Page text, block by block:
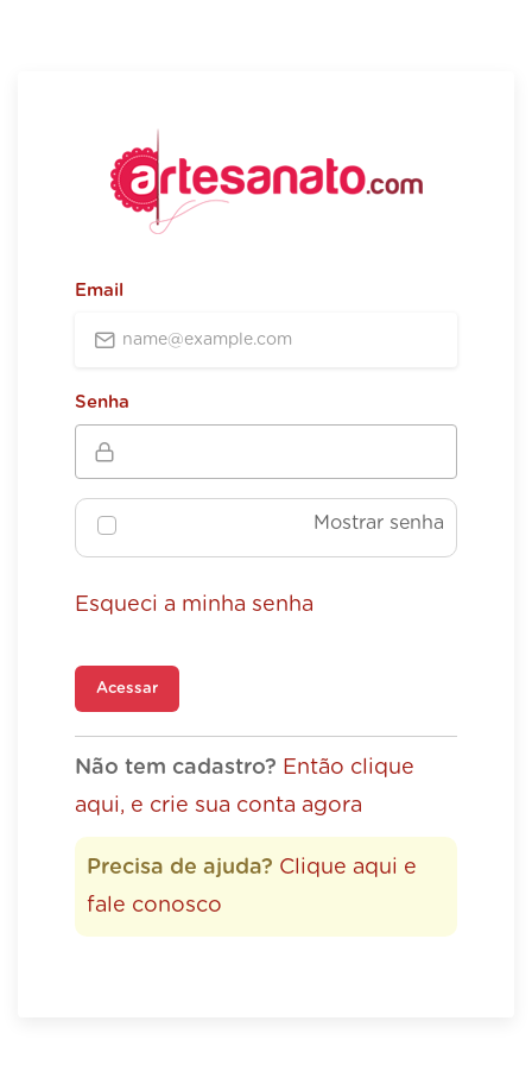
Email
Senha
Mostrar senha
Esqueci a minha senha
Acessar
Não tem cadastro? Então clique
aqui, e crie sua conta agora
Precisa de ajuda? Clique aqui e
fale conosco